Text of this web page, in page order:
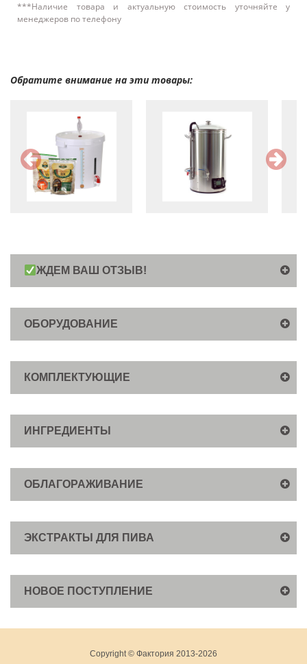
***Наличие товара и актуальную стоимость уточняйте у
менеджеров по телефону
Обратите внимание на эти товары:
ЖДЕМ ВАШ ОТЗЫВ!
ОБОРУДОВАНИЕ
КОМПЛЕКТУЮЩИЕ
ИНГРЕДИЕНТЫ
ОБЛАГОРАЖИВАНИЕ
ЭКСТРАКТЫ ДЛЯ ПИВА
НОВОЕ ПОСТУПЛЕНИЕ
Copyright © Фактория 2013-2026